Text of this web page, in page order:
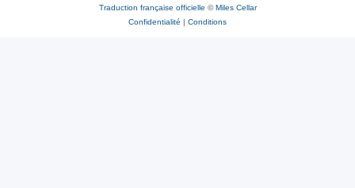
Traduction française officielle ©Miles Cellar
Confidentialité | Conditions